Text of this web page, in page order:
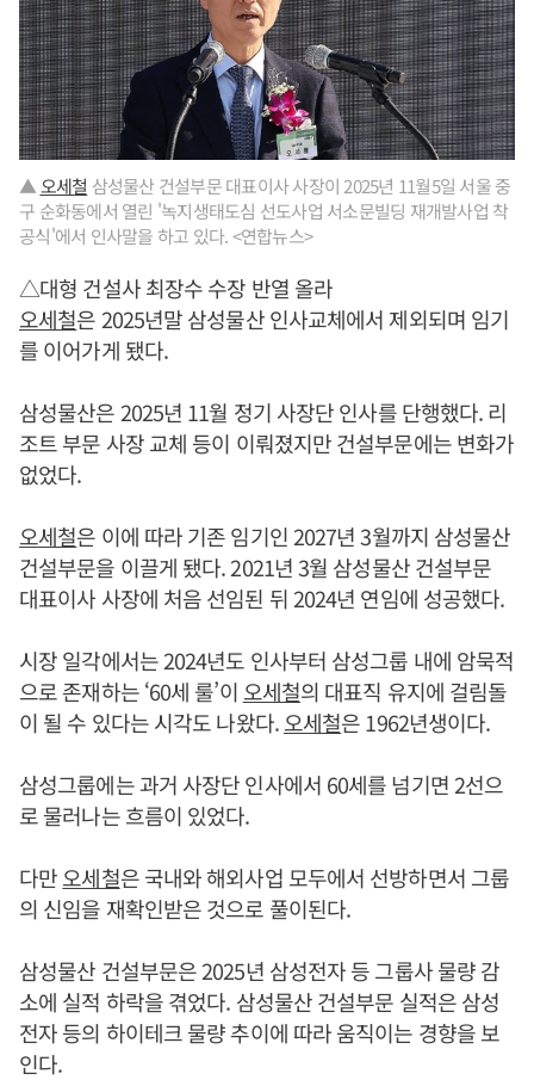
▲오세철 삼성물산 건설부문 대표이사 사장이 2025년 11월5일 서울 중
구 순화동에서 열린 '녹지생태도심 선도사업 서소문빌딩 재개발사업 착
공식'에서 인사말을 하고 있다. <연합뉴스>
△대형 건설사 최장수 수장 반열 올라
오세철은 2025년말 삼성물산 인사교체에서 제외되며 임기
를 이어가게 됐다.
삼성물산은 2025년 11월 정기 사장단 인사를 단행했다. 리
조트 부문 사장 교체 등이 이뤄졌지만 건설부문에는 변화가
없었다.
오세철은 이에 따라 기존 임기인 2027년 3월까지 삼성물산
건설부문을 이끌게 됐다. 2021년 3월 삼성물산 건설부문
대표이사 사장에 처음 선임된 뒤 2024년 연임에 성공했다.
시장 일각에서는 2024년도 인사부터 삼성그룹 내에 암묵적
으로 존재하는 ‘60세 룰’이 오세철의 대표직 유지에 걸림돌
이 될 수 있다는 시각도 나왔다.오세철은 1962년생이다.
삼성그룹에는 과거 사장단 인사에서 60세를 넘기면 2선으
로 물러나는 흐름이 있었다.
다만오세철은 국내와 해외사업 모두에서 선방하면서 그룹
의 신임을 재확인받은 것으로 풀이된다.
삼성물산 건설부문은 2025년 삼성전자 등 그룹사 물량 감
소에 실적 하락을 겪었다. 삼성물산 건설부문 실적은 삼성
전자 등의 하이테크 물량 추이에 따라 움직이는 경향을 보
인다.